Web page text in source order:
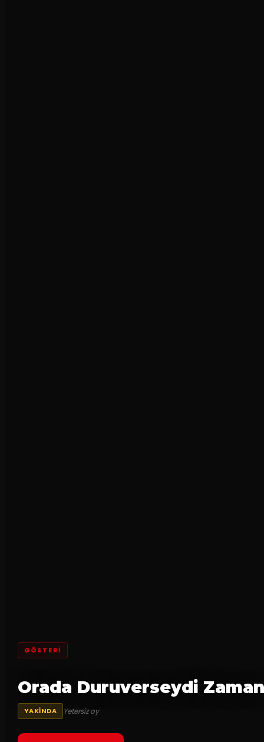
GÖSTERI
Orada Duruverseydi Zaman
YAKINDA Yetersiz oy